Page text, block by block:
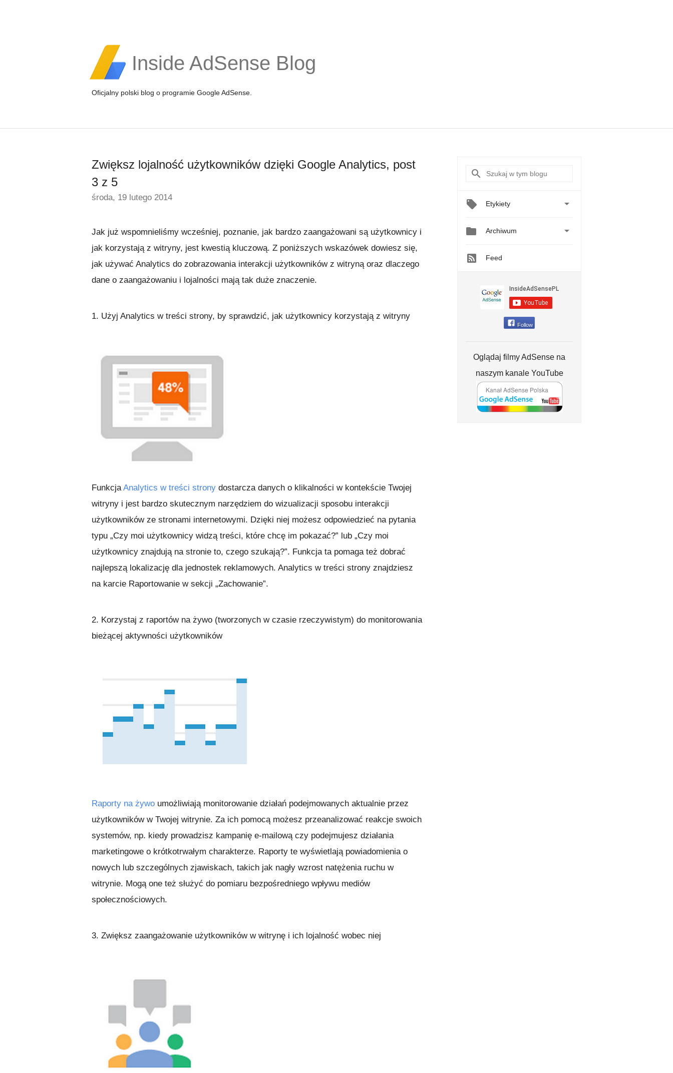
Inside AdSense Blog
Oficjalny polski blog o programie Google AdSense.
Zwiększ lojalność użytkowników dzięki Google Analytics, post
3 z 5
środa, 19 lutego 2014
Jak już wspomnieliśmy wcześniej, poznanie, jak bardzo zaangażowani są użytkownicy i
jak korzystają z witryny, jest kwestią kluczową. Z poniższych wskazówek dowiesz się,
jak używać Analytics do zobrazowania interakcji użytkowników z witryną oraz dlaczego
dane o zaangażowaniu i lojalności mają tak duże znaczenie.
1. Użyj Analytics w treści strony, by sprawdzić, jak użytkownicy korzystają z witryny
FunkcjaAnalytics w treści strony dostarcza danych o klikalności w kontekście Twojej
witryny i jest bardzo skutecznym narzędziem do wizualizacji sposobu interakcji
użytkowników ze stronami internetowymi. Dzięki niej możesz odpowiedzieć na pytania
typu „Czy moi użytkownicy widzą treści, które chcę im pokazać?” lub „Czy moi
użytkownicy znajdują na stronie to, czego szukają?”. Funkcja ta pomaga też dobrać
najlepszą lokalizację dla jednostek reklamowych. Analytics w treści strony znajdziesz
na karcie Raportowanie w sekcji „Zachowanie”.
2. Korzystaj z raportów na żywo (tworzonych w czasie rzeczywistym) do monitorowania
bieżącej aktywności użytkowników
Raporty na żywo umożliwiają monitorowanie działań podejmowanych aktualnie przez
użytkowników w Twojej witrynie. Za ich pomocą możesz przeanalizować reakcje swoich
systemów, np. kiedy prowadzisz kampanię e-mailową czy podejmujesz działania
marketingowe o krótkotrwałym charakterze. Raporty te wyświetlają powiadomienia o
nowych lub szczególnych zjawiskach, takich jak nagły wzrost natężenia ruchu w
witrynie. Mogą one też służyć do pomiaru bezpośredniego wpływu mediów
społecznościowych.
3. Zwiększ zaangażowanie użytkowników w witrynę i ich lojalność wobec niej
Etykiety 
 Archiwum 
Feed
Follow
Oglądaj filmy AdSense na
naszym kanale YouTube